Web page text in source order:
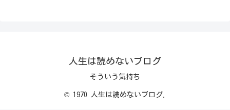
人生は読めないブログ
そういう気持ち
© 1970 人生は読めないブログ.